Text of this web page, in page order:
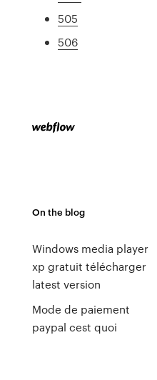
505
506
On the blog
Windows media player
xp gratuit télécharger
latest version
Mode de paiement
paypal cest quoi